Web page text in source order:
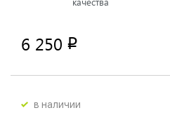
6 250 p
в наличии